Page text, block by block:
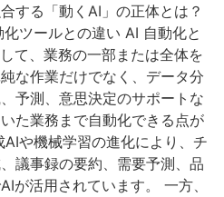
する「動くAI」の正体とは？
ツールとの違い AI 自動化と
て、業務の一部または全体を
な作業だけでなく、データ分
予測、意思決定のサポートな
た業務まで自動化できる点が
や機械学習の進化により、チ
議事録の要約、需要予測、品
が活用されています。 一方、